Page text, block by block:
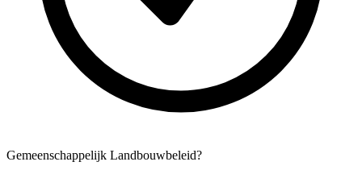
Gemeenschappelijk Landbouwbeleid?